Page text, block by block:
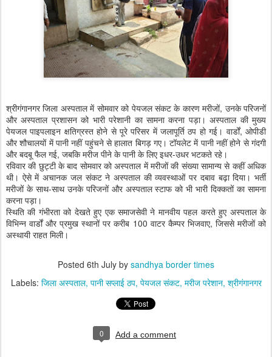
श्रीगंगानगर जिला अस्पताल में सोमवार को पेयजल संकट के कारण मरीजों, उनके परिजनों
और अस्पताल प्रशासन को भारी परेशानी का सामना करना पड़ा। अस्पताल की मुख्य
पेयजल पाइपलाइन क्षतिग्रस्त होने से पूरे परिसर में जलापूर्ति ठप हो गई। वार्डों, ओपीडी
और शौचालयों में पानी नहीं पहुंचने से हालात बिगड़ गए। टॉयलेट में पानी नहीं होने से गंदगी
और बदबू फैल गई, जबकि मरीज पीने के पानी के लिए इधर-उधर भटकते रहे।
रविवार की छुट्टी के बाद सोमवार को अस्पताल में मरीजों की संख्या सामान्य से कहीं अधिक
थी। ऐसे में अचानक जल संकट ने अस्पताल की व्यवस्थाओं पर दबाव बढ़ा दिया। भर्ती
मरीजों के साथ-साथ उनके परिजनों और अस्पताल स्टाफ को भी भारी दिक्कतों का सामना
करना पड़ा।
स्थिति की गंभीरता को देखते हुए एक समाजसेवी ने मानवीय पहल करते हुए अस्पताल के
विभिन्न वार्डों और प्रमुख स्थानों पर करीब 100 वाटर कैम्पर भिजवाए, जिससे मरीजों को
अस्थायी राहत मिली।
Posted 6th July by sandhya border times
Labels: जिला अस्पताल पानी सप्लाई ठप पेयजल संकट मरीज परेशान श्रीगंगानगर
0 Add a comment